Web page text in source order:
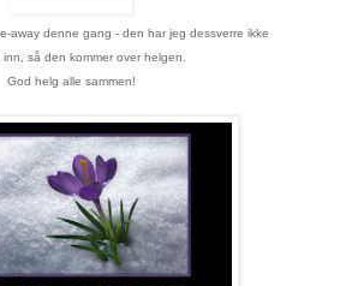
away denne gang - den har jeg dessverre ikke
så den kommer over helgen.
God helg alle sammen!